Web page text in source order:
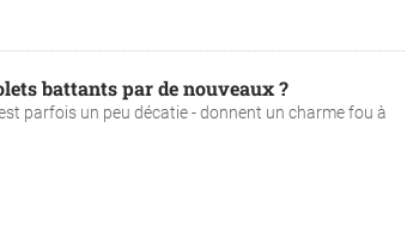
battants par de nouveaux ?
parfois un peu décatie - donnent un charme fou à